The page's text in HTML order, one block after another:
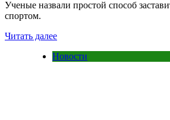
Ученые назвали простой способ
спортом.
Читать далее
Новости